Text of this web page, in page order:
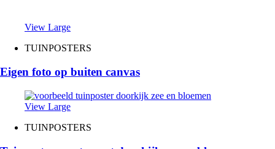
View Large
TUINPOSTERS
Eigen foto op buiten canvas
View Large
TUINPOSTERS